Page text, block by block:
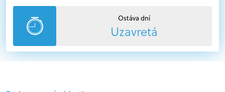
Ostáva dní
Uzavretá